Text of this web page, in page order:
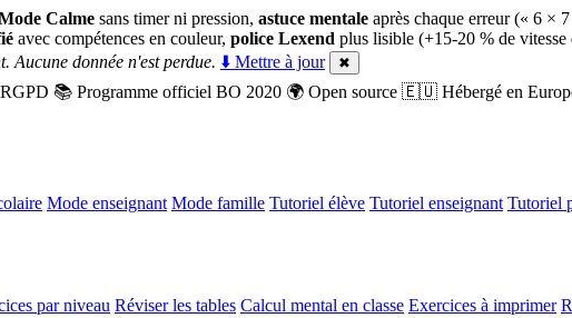
Calme sans timer ni pression, astuce mentale après chaque erreur (« 6 ×
avec compétences en couleur, police Lexend plus lisible (+15-20 % de vitesse
Aucune donnée n'est perdue. ⬇️ Mettre à jour ✖
📚 Programme officiel BO 2020 🌍 Open source 🇪🇺 Hébergé en
Mode enseignant Mode famille Tutoriel élève Tutoriel enseignant Tutoriel
par niveau Réviser les tables Calcul mental en classe Exercices à imprimer